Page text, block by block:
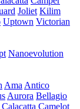
Joliet Kilim
Uptown Victorian
Nanoevolution
Ama Antico
Aurora Bellagio
Calacatta Camelot